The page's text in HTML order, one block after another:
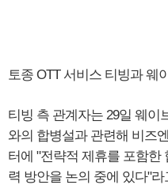
토종 OTT 서비스 티빙과 웨
티빙 측 관계자는 29일 웨이
와의 합병설과 관련해 비즈엔
터에 "전략적 제휴를 포함한
력 방안을 논의 중에 있다"라